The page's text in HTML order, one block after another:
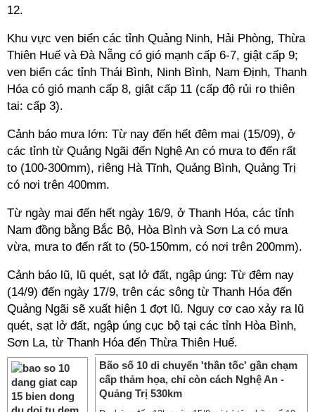
12.
Khu vực ven biển các tỉnh Quảng Ninh, Hải Phòng, Thừa
Thiên Huế và Đà Nẵng có gió mạnh cấp 6-7, giật cấp 9;
ven biển các tỉnh Thái Bình, Ninh Bình, Nam Định, Thanh
Hóa có gió mạnh cấp 8, giật cấp 11 (cấp độ rủi ro thiên
tai: cấp 3).
Cảnh báo mưa lớn: Từ nay đến hết đêm mai (15/09), ở
các tỉnh từ Quảng Ngãi đến Nghệ An có mưa to đến rất
to (100-300mm), riêng Hà Tĩnh, Quảng Bình, Quảng Trị
có nơi trên 400mm.
Từ ngày mai đến hết ngày 16/9, ở Thanh Hóa, các tỉnh
Nam đồng bằng Bắc Bộ, Hòa Bình và Sơn La có mưa
vừa, mưa to đến rất to (50-150mm, có nơi trên 200mm).
Cảnh báo lũ, lũ quét, sạt lở đất, ngập úng: Từ đêm nay
(14/9) đến ngày 17/9, trên các sông từ Thanh Hóa đến
Quảng Ngãi sẽ xuất hiện 1 đợt lũ. Nguy cơ cao xảy ra lũ
quét, sạt lở đất, ngập úng cục bộ tại các tỉnh Hòa Bình,
Sơn La, từ Thanh Hóa đến Thừa Thiên Huế.
Bão số 10 di chuyển 'thần tốc' gần chạm
cấp thảm họa, chỉ còn cách Nghệ An -
Quảng Trị 530km